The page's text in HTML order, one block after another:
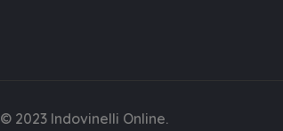
© 2023 Indovinelli Online.